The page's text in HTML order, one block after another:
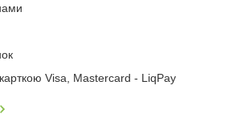
Visa, Mastercard - LiqPay